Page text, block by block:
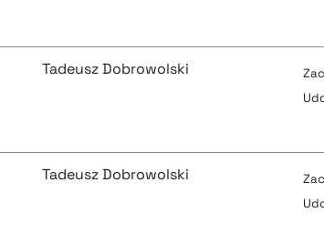
Tadeusz Dobrowolski
Tadeusz Dobrowolski